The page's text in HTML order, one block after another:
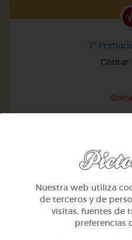
1º
Contar
Nuestra web utiliza
de terceros y de
visitas, fuentes de
preferencias